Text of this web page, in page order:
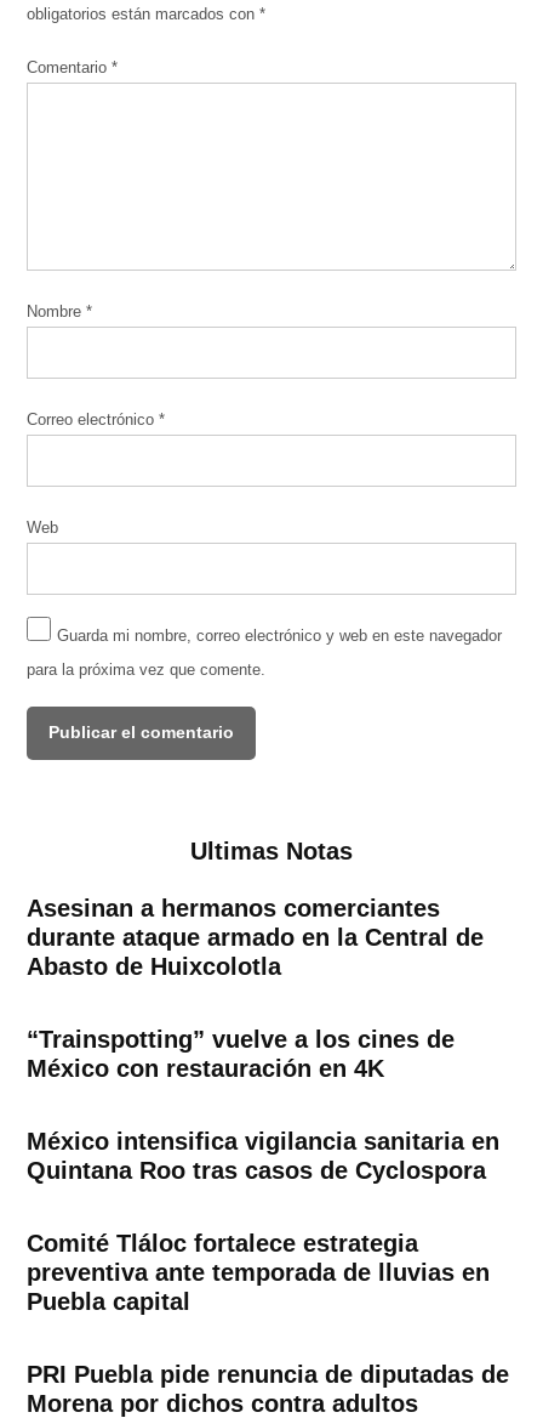
obligatorios están marcados con*
Comentario*
Nombre*
Correo electrónico*
Web
Guarda mi nombre, correo electrónico y web en este navegador
para la próxima vez que comente.
Ultimas Notas
Asesinan a hermanos comerciantes
durante ataque armado en la Central de
Abasto de Huixcolotla
“Trainspotting” vuelve a los cines de
México con restauración en 4K
México intensifica vigilancia sanitaria en
Quintana Roo tras casos de Cyclospora
Comité Tláloc fortalece estrategia
preventiva ante temporada de lluvias en
Puebla capital
PRI Puebla pide renuncia de diputadas de
Morena por dichos contra adultos